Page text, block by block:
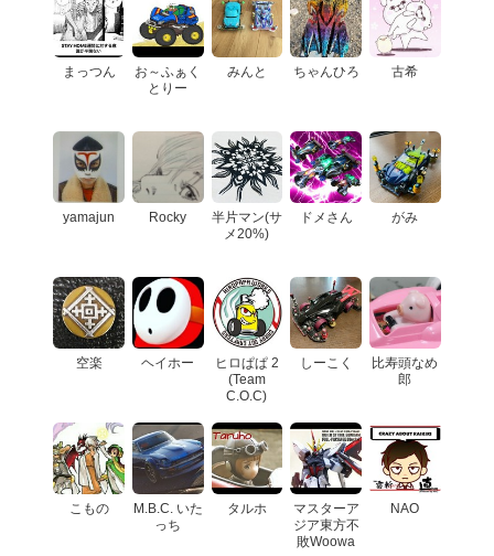
まっつん
お～ふぁく
とりー
みんと ちゃんひろ 古希
yamajun Rocky
半片マン(サ
メ20%)
ドメさん がみ
空楽 ヘイホー
ヒロぱぱ 2
(Team
C.O.C)
しーこく
比寿頭なめ
郎
こもの
M.B.C. いた
っち
タルホ
マスターア
ジア東方不
敗Woowa
NAO